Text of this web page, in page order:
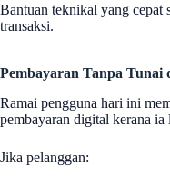
Bantuan teknikal yang cepat
transaksi.
Pembayaran Tanpa Tunai
Ramai pengguna hari ini
pembayaran digital kerana ia
Jika pelanggan: